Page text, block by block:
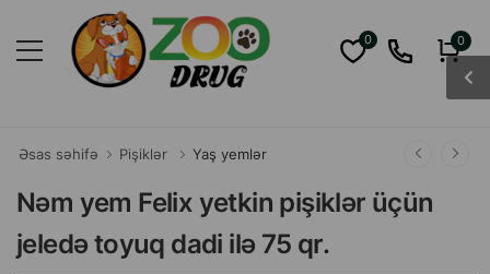
0 0
Əsas səhifə Pişiklər Yaş yemlər
Nəm yem Felix yetkin pişiklər üçün
jeledə toyuq dadi ilə 75 qr.